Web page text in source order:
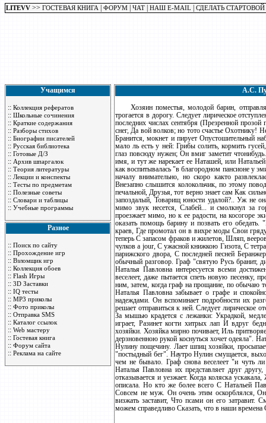
LITEVV >> ГОСТЕВАЯ КНИГА ФОРУМ ЧАТ НАШ E-MAIL СДЕЛАТЬ СТАРТОВОЙ
Учащимся
:: Коллекция рефератов
:: Школьные сочинения
:: Краткие содержания
:: Разборы стихов
:: Биографии писателей
:: Русская библиотека
:: Готовые Д/З
:: Архив шпаргалок
:: Теория литературы
:: Лекции и конспекты
:: Тесты по предметам
:: Полезные советы
:: Словари и таблицы
:: Учебные программы
Разное
:: Поиск по сайту
:: Прохождение игр
:: Взломщик игр
:: Коллекция обоев
:: Flash Игры
:: 3D Заставки
:: IQ тесты
:: MP3 приколы
:: Фото приколы
:: Отправка SMS
:: Каталог ссылок
:: Web мастеру
:: Гостевая книга
:: Форум сайта
:: Реклама на сайте
А.С.
Хозяин поместья, молодой барин,
трогается в дорогу. Следует лирическое
последних числах сентября (Презренной
снег, Да вой волков; но тото счастье Охотнику!
Бранится, мокнет и пирует Опустошительный
мало ль есть у ней: Грибы солить, кормить
глаз повсюду нужен; Он вмиг заметит
имя, и тут же нарекает ее Наташей, или
как воспитывалась "в благородном пансионе у
началу внимательно, но скоро както
Внезапно слышится колокольчик, по этому
печальной, Друзья, тот верно знает сам Как
запоздалый, Товарищ юности удалой?.. Уж не
мимо звук несется, Слабей... и смолкнул за
проезжает мимо, но к ее радости, на косогоре
оказать помощь барину и позвать его
краев, Где промотал он в вихре моды Свои
теперь С запасом фраков и жилетов, Шляп,
чулков a jour, С ужасной книжкою Гизота, С
парижского двора, С последней песней
обычный разговор. Граф "святую Русь бранит,
Наталья Павловна интересуется всеми
веселеет, даже пытается спеть новую песенку,
ним, затем, когда граф на прощание, по обычаю
Наталья Павловна забывает о графе и
надеждами. Он вспоминает подробности их
решает отправиться к ней. Следует лирическое
За мышью крадется с лежанки: Украдкой,
играет, Разинет когти хитрых лап И вдруг
хозяйки. Хозяйка мирно почивает, Иль
дерзновенною рукой коснуться хочет одеяла".
Нулину пощечину. Лает шпиц хозяйки,
"постыдный бег". Наутро Нулин смущается,
чем не бывало. Граф снова веселеет "и чуть
Наталья Павловна их представляет друг
отказывается и уезжает. Когда коляска
описала. Но кто же более всего С Натальей
Совсем не муж. Он очень этим оскорблялся,
визжать заставит, Что псами он его
можем справедливо Сказать, что в наши